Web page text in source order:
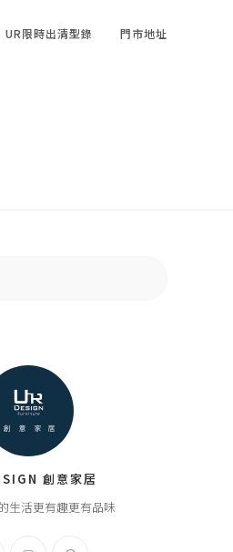
UR限時出清型錄 門市地址
創意家居
生活更有趣更有品味